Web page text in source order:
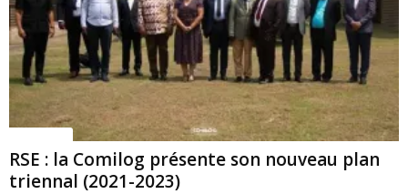
RSE : la Comilog présente son nouveau plan
triennal (2021-2023)